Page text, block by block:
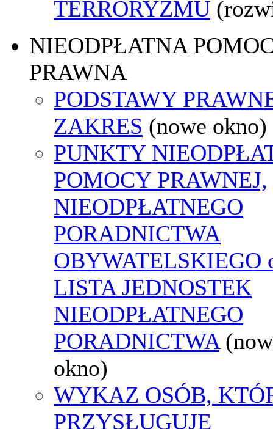
TERRORYZMU
NIEODPŁATNA
PRAWNA
PODSTAWY
ZAKRES (nowe okno)
PUNKTY
POMOCY PRAWNEJ,
NIEODPŁATNEGO
PORADNICTWA
OBYWATELSKIEGO
LISTA JEDNOSTEK
NIEODPŁATNEGO
PORADNICTWA
okno)
WYKAZ OSÓB,
PRZYSŁUGUJE